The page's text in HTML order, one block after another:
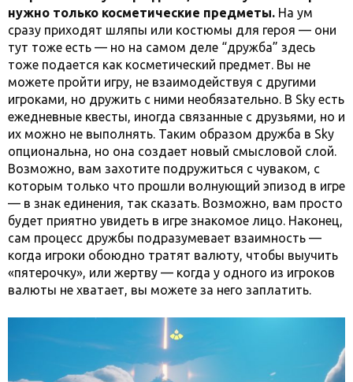
нужно только косметические предметы. На ум
сразу приходят шляпы или костюмы для героя — они
тут тоже есть — но на самом деле “дружба” здесь
тоже подается как косметический предмет. Вы не
можете пройти игру, не взаимодействуя с другими
игроками, но дружить с ними необязательно. В Sky есть
ежедневные квесты, иногда связанные с друзьями, но и
их можно не выполнять. Таким образом дружба в Sky
опциональна, но она создает новый смысловой слой.
Возможно, вам захотите подружиться с чуваком, с
которым только что прошли волнующий эпизод в игре
— в знак единения, так сказать. Возможно, вам просто
будет приятно увидеть в игре знакомое лицо. Наконец,
сам процесс дружбы подразумевает взаимность —
когда игроки обоюдно тратят валюту, чтобы выучить
«пятерочку», или жертву — когда у одного из игроков
валюты не хватает, вы можете за него заплатить.